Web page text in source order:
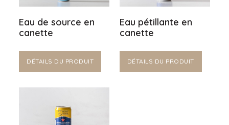
Eau de source en
canette
DÉTAILS DU PRODUIT
Eau pétillante en
canette
DÉTAILS DU PRODUIT